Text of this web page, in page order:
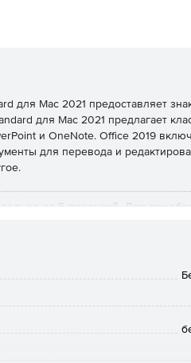
для Mac 2021 предоставляет
для Mac 2021 предлагает
и OneNote. Office 2019
для перевода и
от 5 лицензий. Для
Плюс